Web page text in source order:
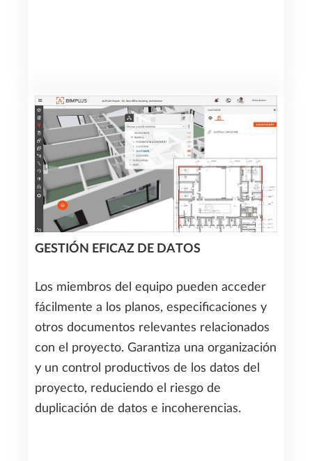
GESTIÓN EFICAZ DE DATOS
Los miembros del equipo pueden acceder
fácilmente a los planos, especificaciones y
otros documentos relevantes relacionados
con el proyecto. Garantiza una organización
y un control productivos de los datos del
proyecto, reduciendo el riesgo de
duplicación de datos e incoherencias.